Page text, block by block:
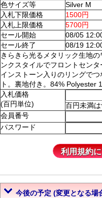
色サイズ等
Silver M
入札下限価格
1500円
入札上限価格
5700円
セール開始
08/05
セール終了
08/19
きらきら光るメタリック生地
ンクスタイルでフロントセン
インストーン入りのリングで
ト。裏地付き。84% Polyester
入札価格
(百円単位)
百円未満は
会員番号
パスワード
今後の予定 (変更となる場